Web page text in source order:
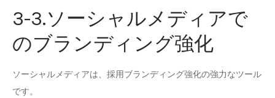
3-3.ソーシャルメディアで
のブランディング強化
ソーシャルメディアは、採用ブランディング強化の強力なツール
です。